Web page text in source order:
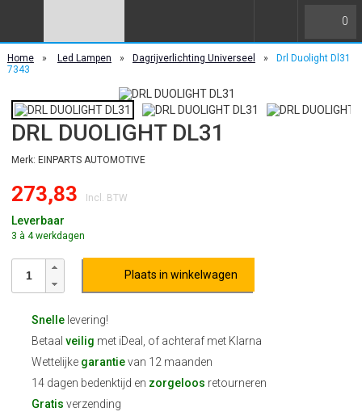
0
Home » Led Lampen » Dagrijverlichting Universeel »
Drl Duolight Dl31
7343
DRL DUOLIGHT DL31
Merk: EINPARTS AUTOMOTIVE
273,83 Incl. BTW
Leverbaar
3 à 4 werkdagen
Plaats in winkelwagen
Snellelevering!
Betaal veilig met iDeal, of achteraf met Klarna
Wettelijke garantievan 12 maanden
14 dagen bedenktijd en zorgeloos retourneren
Gratis verzending